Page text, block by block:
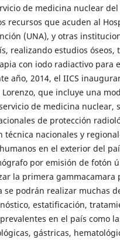
de medicina nuclear
recursos que acuden al
(UNA), y otras
realizando estudios óseos,
con iodo radiactivo para
año, 2014, el IICS
que incluye una
de medicina nuclear,
de protección
nacionales y
en el exterior del
por emisión de fotón
la primera gammacamara
se podrán realizar muchas
estatificación,
en el país como
gástricas,